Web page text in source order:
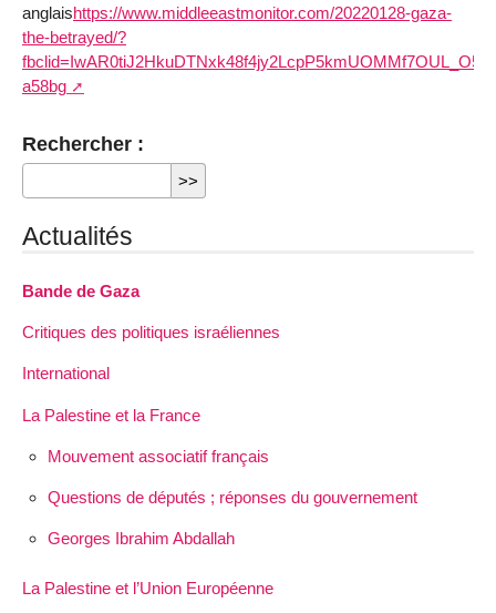
anglaishttps://www.middleeastmonitor.com/20220128-gaza-
the-betrayed/?
a58bg
Rechercher :
Actualités
Bande de Gaza
Critiques des politiques israéliennes
International
La Palestine et la France
Mouvement associatif français
Questions de députés ; réponses du gouvernement
Georges Ibrahim Abdallah
La Palestine et l’Union Européenne